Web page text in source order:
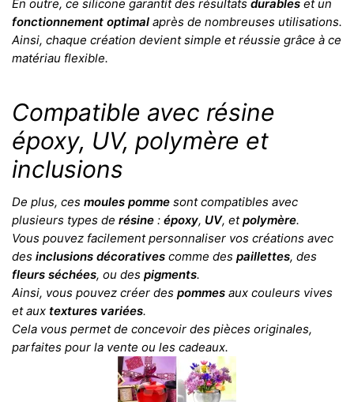
En outre, ce silicone garantit des résultats durables et un
fonctionnement optimal après de nombreuses utilisations.
Ainsi, chaque création devient simple et réussie grâce à ce
matériau flexible.
Compatible avec résine
époxy, UV, polymère et
inclusions
De plus, ces moules pomme sont compatibles avec
plusieurs types de résine : époxy, UV, etpolymère.
Vous pouvez facilement personnaliser vos créations avec
des inclusions décoratives comme des paillettes, des
fleurs séchées, ou des pigments.
Ainsi, vous pouvez créer des pommes aux couleurs vives
et aux textures variées.
Cela vous permet de concevoir des pièces originales,
parfaites pour la vente ou les cadeaux.